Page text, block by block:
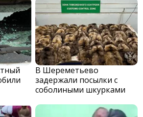
В Шереметьево
задержали посылки с
соболиными шкурками